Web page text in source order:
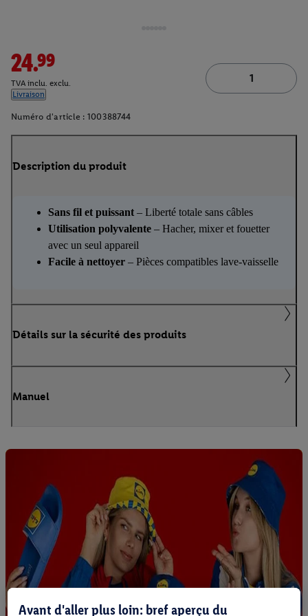
24.99
TVA inclu. exclu.
Livraison
Numéro d'article : 100388744
Description du produit
Sans fil et puissant – Liberté totale sans câbles
Utilisation polyvalente – Hacher, mixer et fouetter
avec un seul appareil
Facile à nettoyer – Pièces compatibles lave-vaisselle
Détails sur la sécurité des produits
Manuel
Avant d'aller plus loin: bref aperçu du